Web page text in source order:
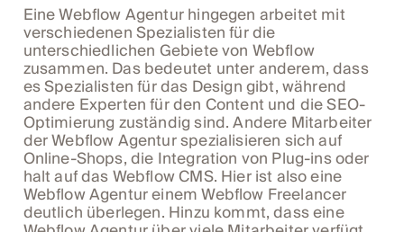
Eine Webflow Agentur hingegen arbeitet mit
verschiedenen Spezialisten für die
unterschiedlichen Gebiete von Webflow
zusammen. Das bedeutet unter anderem, dass
es Spezialisten für das Design gibt, während
andere Experten für den Content und die SEO-
Optimierung zuständig sind. Andere Mitarbeiter
der Webflow Agentur spezialisieren sich auf
Online-Shops, die Integration von Plug-ins oder
halt auf das Webflow CMS. Hier ist also eine
Webflow Agentur einem Webflow Freelancer
deutlich überlegen. Hinzu kommt, dass eine